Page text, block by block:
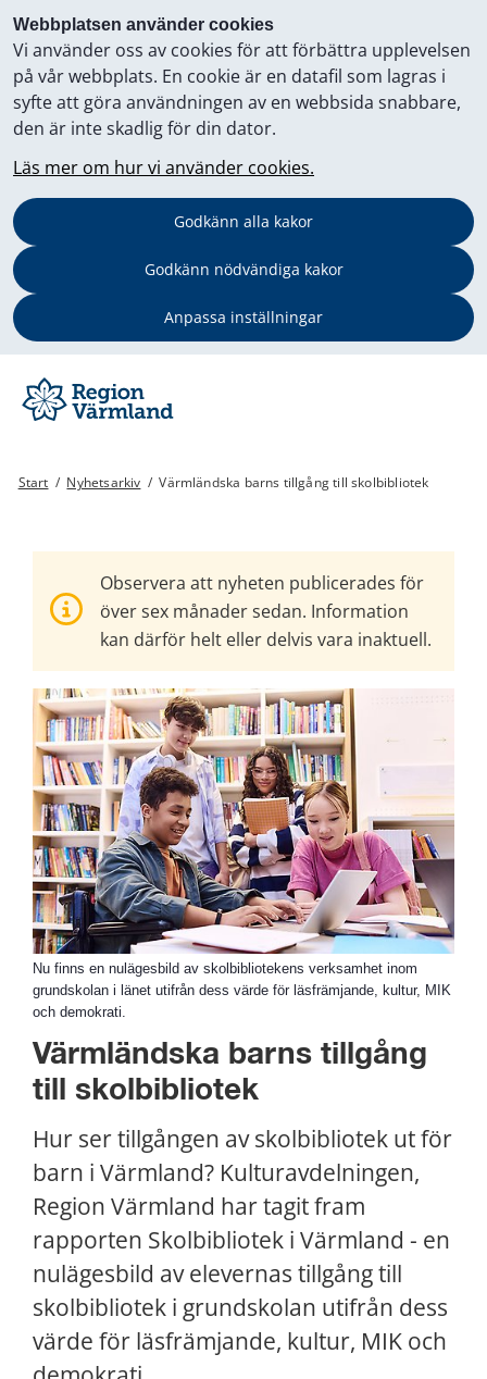
Webbplatsen använder cookies
Vi använder oss av cookies för att förbättra upplevelsen
på vår webbplats. En cookie är en datafil som lagras i
syfte att göra användningen av en webbsida snabbare,
den är inte skadlig för din dator.
Läs mer om hur vi använder cookies.
Godkänn alla kakor
Godkänn nödvändiga kakor
Anpassa inställningar
Start / Nyhetsarkiv / Värmländska barns tillgång till skolbibliotek
Observera att nyheten publicerades för
över sex månader sedan. Information
kan därför helt eller delvis vara inaktuell.
Nu finns en nulägesbild av skolbibliotekens verksamhet inom
grundskolan i länet utifrån dess värde för läsfrämjande, kultur, MIK
och demokrati.
Värmländska barns tillgång
till skolbibliotek
Hur ser tillgången av skolbibliotek ut för
barn i Värmland? Kulturavdelningen,
Region Värmland har tagit fram
rapporten Skolbibliotek i Värmland - en
nulägesbild av elevernas tillgång till
skolbibliotek i grundskolan utifrån dess
värde för läsfrämjande, kultur, MIK och